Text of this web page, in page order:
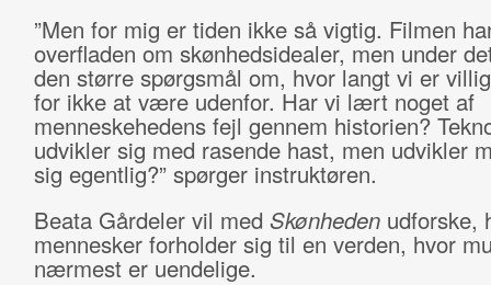
”Men for mig er tiden ikke så vigtig. Filmen
overfladen om skønhedsidealer, men under
den større spørgsmål om, hvor langt vi er
for ikke at være udenfor. Har vi lært noget af
menneskehedens fejl gennem historien?
udvikler sig med rasende hast, men udvikler
sig egentlig?” spørger instruktøren.
Beata Gårdeler vil med Skønheden udforske,
mennesker forholder sig til en verden, hvor
nærmest er uendelige.